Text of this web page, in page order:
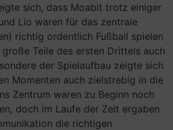
sich, dass Moabit trotz einiger
Lio waren für das zentrale
richtig ordentlich Fußball spielen
Teile des ersten Drittels auch
der Spielaufbau zeigte sich
Momenten auch zielstrebig in die
Zentrum waren zu Beginn noch
doch im Laufe der Zeit ergaben
die richtigen